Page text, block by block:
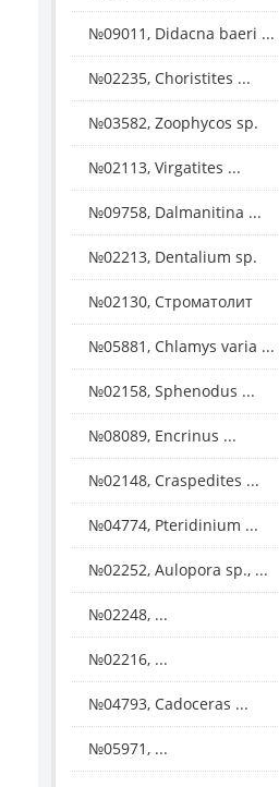
№09011, Didacna baeri ...
№02235, Choristites ...
№03582, Zoophycos sp.
№02113, Virgatites ...
№09758, Dalmanitina ...
№02213, Dentalium sp.
№02130, Строматолит
№05881, Chlamys varia ...
№02158, Sphenodus ...
№08089, Encrinus ...
№02148, Craspedites ...
№04774, Pteridinium ...
№02252, Aulopora sp., ...
№02248, ...
№02216, ...
№04793, Cadoceras ...
№05971, ...